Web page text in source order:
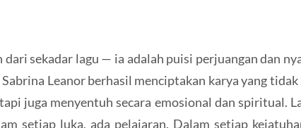
sekadar lagu — ia adalah puisi perjuangan dan
Leanor berhasil menciptakan karya yang tidak
juga menyentuh secara emosional dan spiritual.
setiap luka, ada pelajaran. Dalam setiap